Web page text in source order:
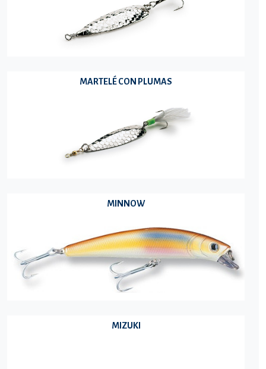
MARTELÉ CON PLUMAS
MINNOW
MIZUKI